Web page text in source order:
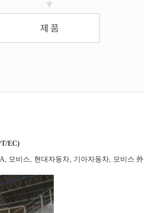
EC)
모비스, 현대자동차, 기아자동차, 모비스 外